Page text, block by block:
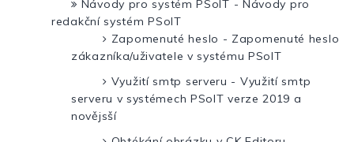
Návody pro systém PSoIT - Návody pro
redakční systém PSoIT
Zapomenuté heslo - Zapomenuté heslo
zákazníka/uživatele v systému PSoIT
Využití smtp serveru - Využití smtp
serveru v systémech PSoIT verze 2019 a
novějsší